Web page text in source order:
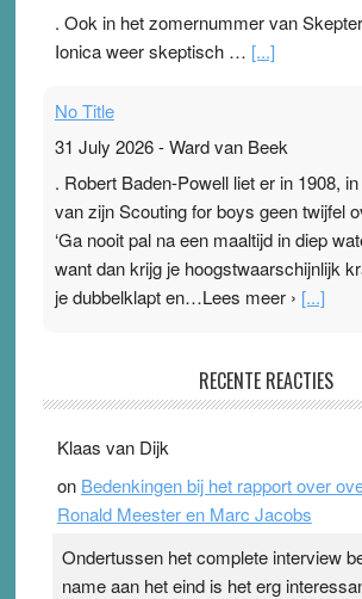
. Ook in het zomernummer van
Ionica weer skeptisch … [...]
No Title
31 July 2026-Ward van Beek
. Robert Baden-Powell liet er in 1908,
van zijn Scouting for boys geen twijfel
‘Ga nooit pal na een maaltijd in diep
want dan krijg je hoogstwaarschijnlijk
je dubbelklapt en…Lees meer › [...]
Ward van Beek
topsporters. Ze hopen ermee hun
terwijl ze meer zuurstof opnemen.
pleister geen effect. Maar het gevoel
Pleisterplakkers in de topspsort ›[...]
RECENTE REACTIES
Klaas van Dijk
on Bedenkingen bij het rapport over
Ronald Meester en Marc Jacobs
Ondertussen het complete interview
name aan het eind is het erg